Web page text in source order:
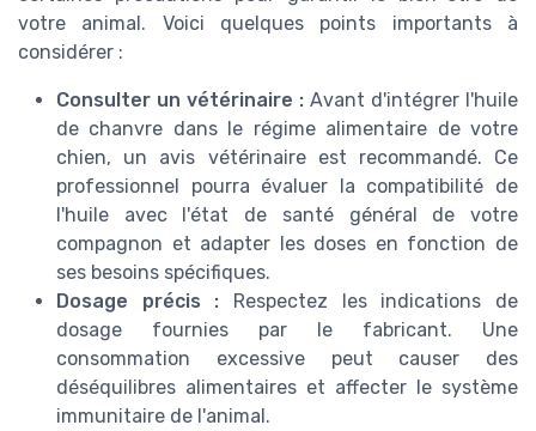
votre animal. Voici quelques points importants à
considérer :
Consulter un vétérinaire : Avant d'intégrer l'huile
de chanvre dans le régime alimentaire de votre
chien, un avis vétérinaire est recommandé. Ce
professionnel pourra évaluer la compatibilité de
l'huile avec l'état de santé général de votre
compagnon et adapter les doses en fonction de
ses besoins spécifiques.
Dosage précis : Respectez les indications de
dosage fournies par le fabricant. Une
consommation excessive peut causer des
déséquilibres alimentaires et affecter le système
immunitaire de l'animal.